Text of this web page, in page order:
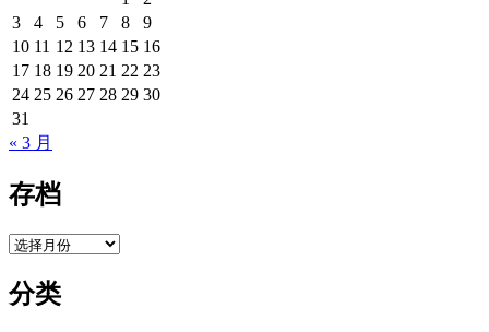
3
4 5 6 7 8
9
10 11 12 13 14 15 16
17 18 19 20 21 22 23
24 25 26 27 28 29 30
31
« 3 月
存档
存
分类